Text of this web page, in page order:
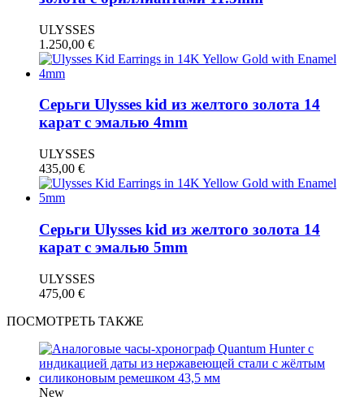
ULYSSES
1.250,00 €
Серьги Ulysses kid из желтого золота 14
карат с эмалью 4mm
ULYSSES
435,00 €
Серьги Ulysses kid из желтого золота 14
карат с эмалью 5mm
ULYSSES
475,00 €
ПОСМОТРЕТЬ ТАКЖЕ
New